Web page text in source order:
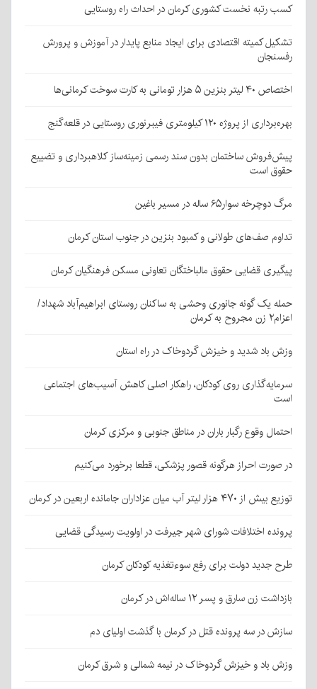
کسب رتبه نخست کشوری کرمان در احداث راه روستایی
تشکیل کمیته اقتصادی برای ایجاد منابع پایدار در آموزش و پرورش
رفسنجان
اختصاص ۴۰ لیتر بنزین ۵ هزار تومانی به کارت سوخت کرمانی‌ها
بهره‌برداری از پروژه ۱۲۰ کیلومتری فیبرنوری روستایی در قلعه‌گنج
پیش‌فروش ساختمان بدون سند رسمی زمینه‌ساز کلاهبرداری و تضییع
حقوق است
مرگ دوچرخه سوار۶۵ ساله در مسیر باغین
تداوم صف‌های طولانی و کمبود بنزین در جنوب استان کرمان
پیگیری قضایی حقوق مالباختگان تعاونی مسکن فرهنگیان کرمان
حمله یک گونه جانوری وحشی به ساکنان روستای ابراهیم‌آباد شهداد/
اعزام۲ زن مجروح به کرمان
وزش باد شدید و خیزش گردوخاک در راه استان
سرمایه‌گذاری روی کودکان، راهکار اصلی کاهش آسیب‌های اجتماعی
است
احتمال وقوع رگبار باران در مناطق جنوبی و مرکزی کرمان
در صورت احراز هرگونه قصور پزشکی، قطعا برخورد می‌کنیم
توزیع بیش از ۴۷۰ هزار لیتر آب میان عزاداران جامانده اربعین در کرمان
پرونده اختلافات شورای شهر جیرفت در اولویت رسیدگی قضایی
طرح جدید دولت برای رفع سوءتغذیه کودکان کرمان
بازداشت زن سارق و پسر ۱۲ ساله‌اش در کرمان
سازش در سه پرونده قتل در کرمان با گذشت اولیای دم
وزش باد و خیزش گردوخاک در نیمه شمالی و شرق کرمان